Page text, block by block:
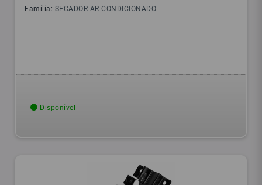
Família: SECADOR AR CONDICIONADO
Disponível